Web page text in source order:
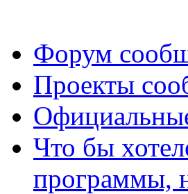
Форум
Проекты
Что бы
программы,